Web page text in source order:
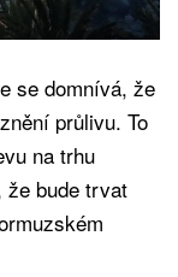
se domnívá, že
průlivu. To
na trhu
že bude trvat